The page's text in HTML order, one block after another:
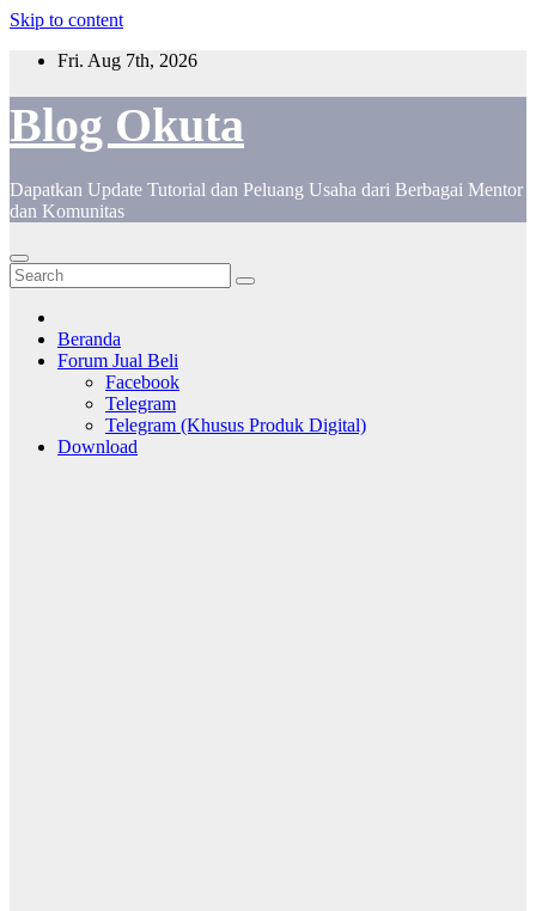
Skip to content
Fri. Aug 7th, 2026
Blog Okuta
Dapatkan Update Tutorial dan Peluang Usaha dari Berbagai Mentor
dan Komunitas
Beranda
Forum Jual Beli
Facebook
Telegram
Telegram (Khusus Produk Digital)
Download